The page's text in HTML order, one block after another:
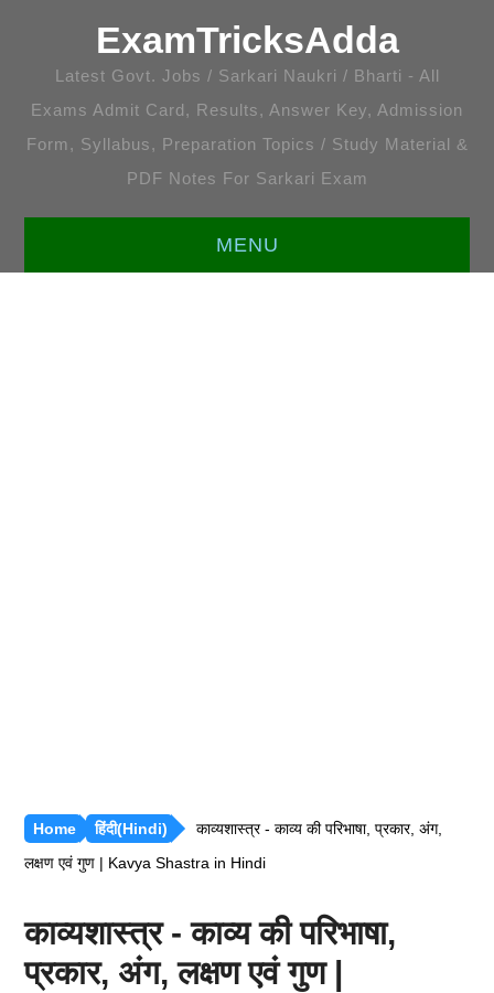
ExamTricksAdda
Latest Govt. Jobs / Sarkari Naukri / Bharti - All
Exams Admit Card, Results, Answer Key, Admission
Form, Syllabus, Preparation Topics / Study Material &
PDF Notes For Sarkari Exam
MENU
Home हिंदी(Hindi)
काव्यशास्त्र - काव्य की परिभाषा, प्रकार, अंग,
लक्षण एवं गुण | Kavya Shastra in Hindi
काव्यशास्त्र - काव्य की परिभाषा,
प्रकार, अंग, लक्षण एवं गुण |